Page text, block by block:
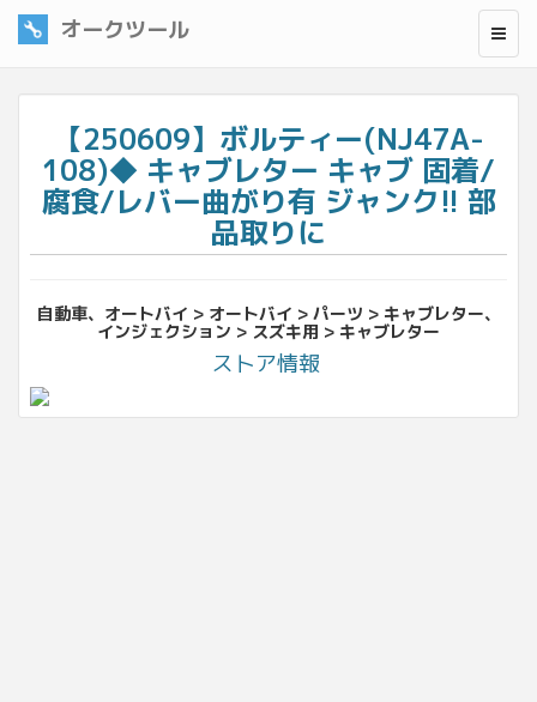
オークツール
【250609】ボルティー(NJ47A-
108)◆ キャブレター キャブ 固着/
腐食/レバー曲がり有 ジャンク!! 部
品取りに
自動車、オートバイ > オートバイ > パーツ > キャブレター、
インジェクション > スズキ用 > キャブレター
ストア情報